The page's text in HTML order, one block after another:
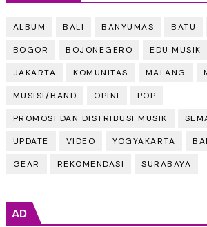
ALBUM BALI BANYUMAS BATU
BOGOR BOJONEGERO EDU MUSIK
JAKARTA KOMUNITAS MALANG
MUSISI/BAND OPINI POP
PROMOSI DAN DISTRIBUSI MUSIK
UPDATE VIDEO YOGYAKARTA
GEAR REKOMENDASI SURABAYA
AD